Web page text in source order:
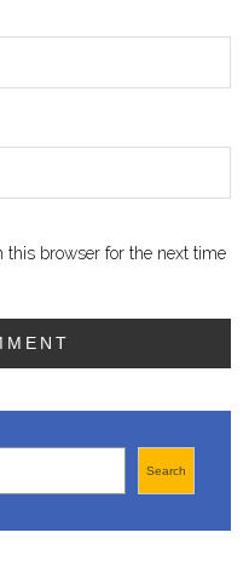
this browser for the next time
Search